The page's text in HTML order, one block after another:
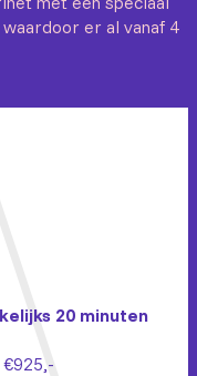
er al vanaf 4
20 minuten